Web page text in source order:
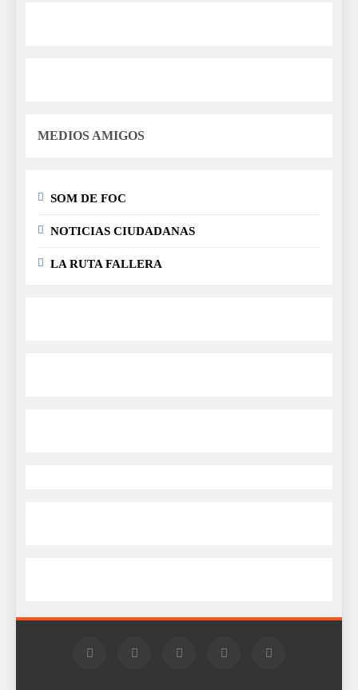
MEDIOS AMIGOS
SOM DE FOC
NOTICIAS CIUDADANAS
LA RUTA FALLERA